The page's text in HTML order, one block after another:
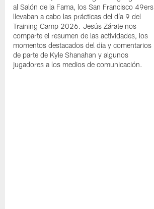
al Salón de la Fama, los San Francisco 49ers
llevaban a cabo las prácticas del día 9 del
Training Camp 2026. Jesús Zárate nos
comparte el resumen de las actividades, los
momentos destacados del día y comentarios
de parte de Kyle Shanahan y algunos
jugadores a los medios de comunicación.